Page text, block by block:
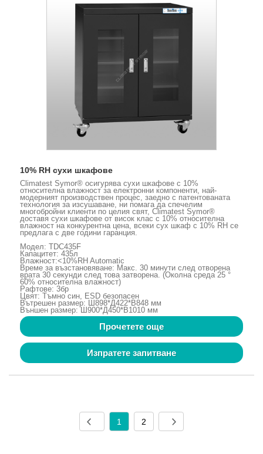
10% RH сухи шкафове
Climatest Symor® осигурява сухи шкафове с 10%
относителна влажност за електронни компоненти, най-
модерният производствен процес, заедно с патентованата
технология за изсушаване, ни помага да спечелим
многобройни клиенти по целия свят, Climatest Symor®
доставя сухи шкафове от висок клас с 10% относителна
влажност на конкурентна цена, всеки сух шкаф с 10% RH се
предлага с две години гаранция.
Модел: TDC435F
Капацитет: 435л
Влажност:<10%RH Automatic
Време за възстановяване: Макс. 30 минути след отворена
врата 30 секунди след това затворена. (Околна среда 25 °
60% относителна влажност)
Рафтове: 3бр
Цвят: Тъмно син, ESD безопасен
Вътрешен размер: Ш898*Д422*В848 мм
Външен размер: Ш900*Д450*В1010 мм
Прочетете още
Изпратете запитване
1 2